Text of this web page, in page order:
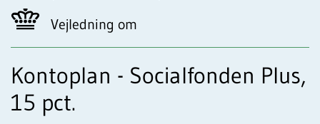
Vejledning om
Kontoplan - Socialfonden Plus,
15 pct.